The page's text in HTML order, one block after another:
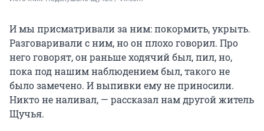
И мы присматривали за ним: покормить, укрыть.
Разговаривали с ним, но он плохо говорил. Про
него говорят, он раньше ходячий был, пил, но,
пока под нашим наблюдением был, такого не
было замечено. И выпивки ему не приносили.
Никто не наливал, — рассказал нам другой житель
Щучья.